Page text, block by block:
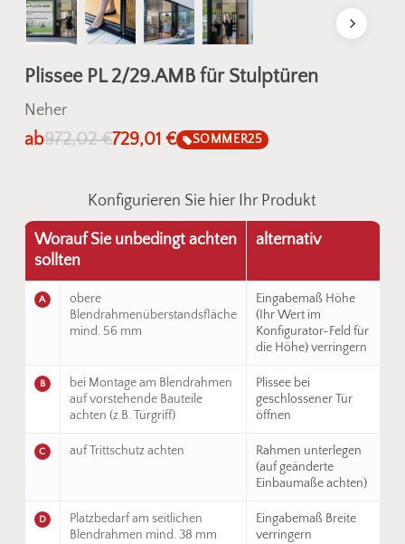
Plissee PL 2/29.AMB für Stulptüren
Neher
ab972,02€729,01 € SOMMER25
Konfigurieren Sie hier Ihr Produkt
Worauf Sie unbedingt achten
sollten
alternativ
A
obere
Blendrahmenüberstandsfläche
mind. 56 mm
Eingabemaß Höhe
(Ihr Wert im
Konfigurator-Feld für
die Höhe) verringern
B
bei Montage am Blendrahmen
auf vorstehende Bauteile
achten (z.B. Türgriff)
Plissee bei
geschlossener Tür
öffnen
C auf Trittschutz achten
Rahmen unterlegen
(auf geänderte
Einbaumaße achten)
D
Platzbedarf am seitlichen
Blendrahmen mind. 38 mm
Eingabemaß Breite
verringern